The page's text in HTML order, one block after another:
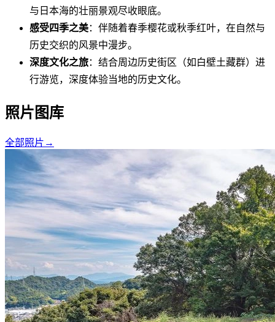
与日本海的壮丽景观尽收眼底。
感受四季之美：伴随着春季樱花或秋季红叶，在自然与
历史交织的风景中漫步。
深度文化之旅：结合周边历史街区（如白壁土藏群）进
行游览，深度体验当地的历史文化。
照片图库
全部照片 →